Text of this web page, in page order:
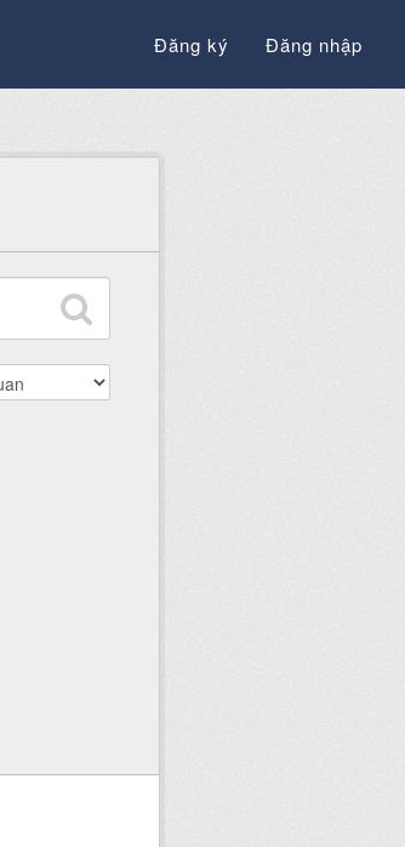
Đăng ký Đăng nhập